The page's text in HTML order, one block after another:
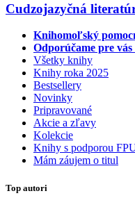
Cudzojazyčná
Knihomoľský
Odporúčame pre vás
Všetky knihy
Knihy roka 2025
Bestsellery
Novinky
Pripravované
Akcie a zľavy
Kolekcie
Knihy s podporou
Mám záujem o titul
Top autori